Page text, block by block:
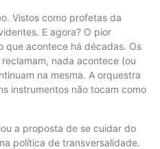
Vistos como profetas da
E agora? O pior
que acontece há décadas. Os
nada acontece (ou
na mesma. A orquestra
instrumentos não tocam como
a proposta de se cuidar do
política de transversalidade.